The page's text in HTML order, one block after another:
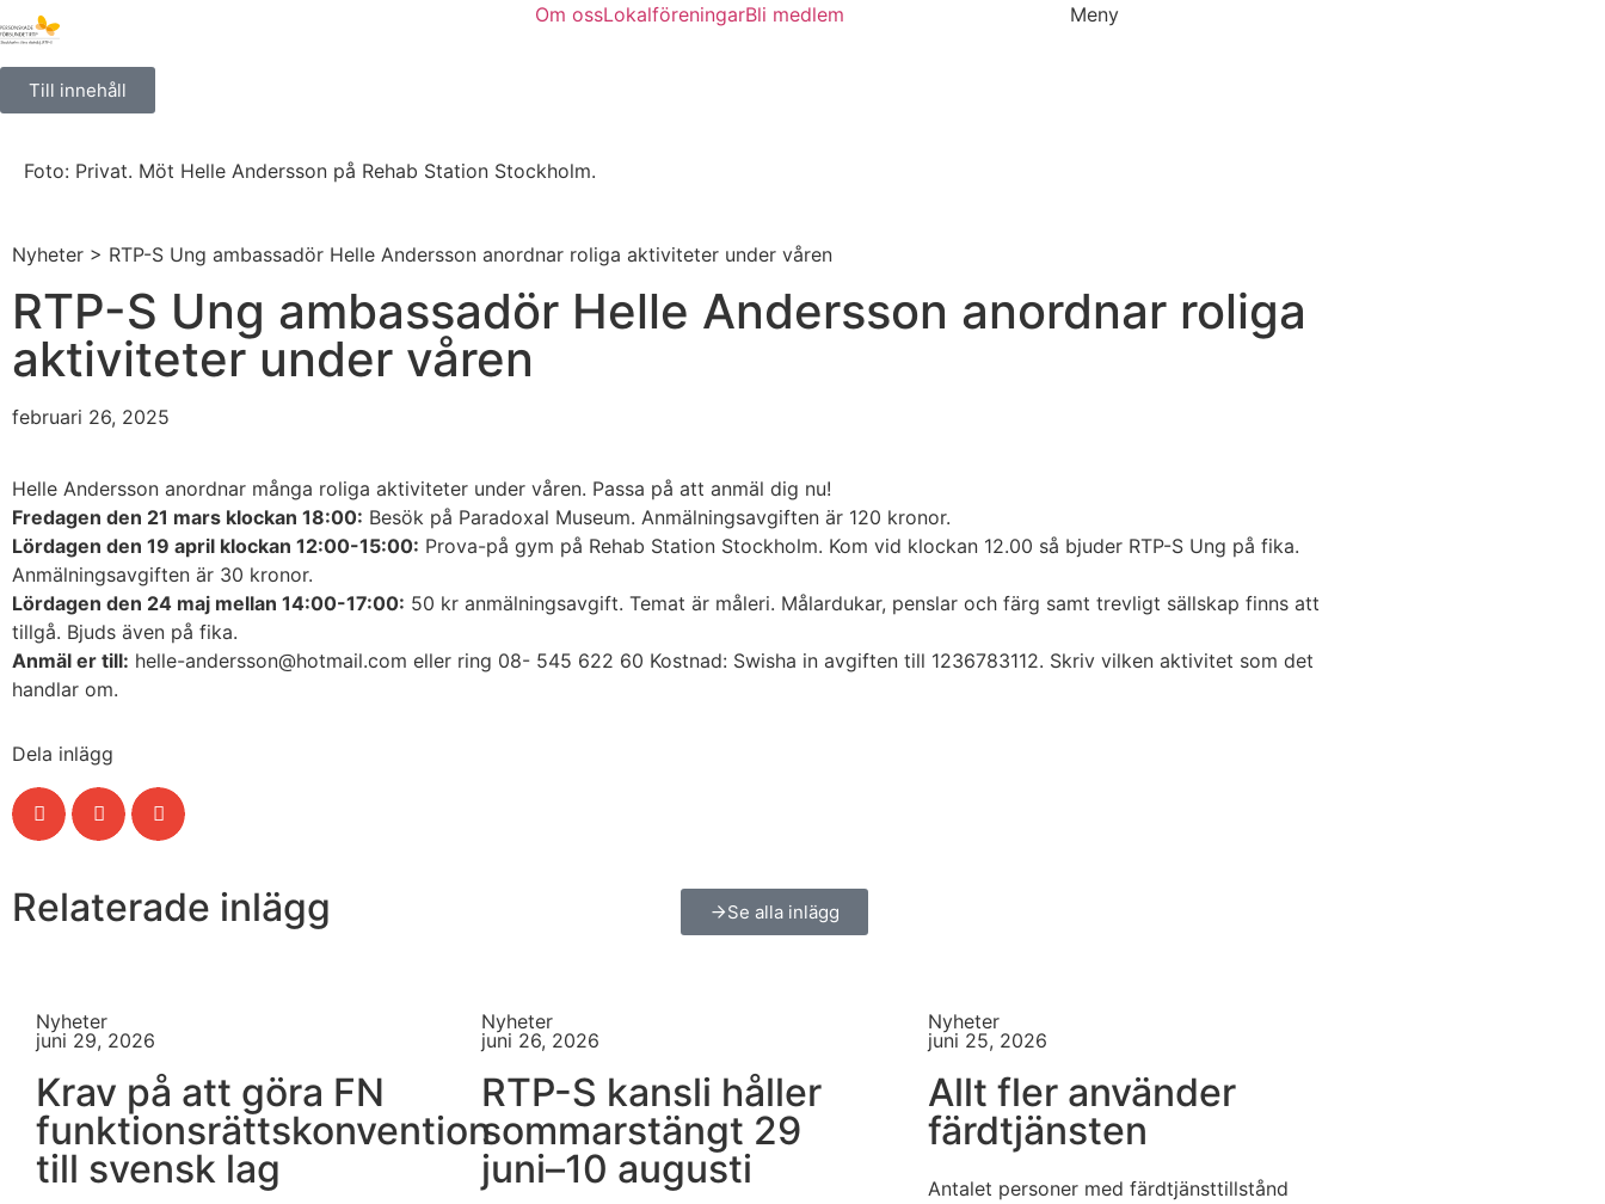
Om ossLokalföreningarBli medlem Meny
Till innehåll
Foto: Privat. Möt Helle Andersson på Rehab Station Stockholm.
Nyheter > RTP-S Ung ambassadör Helle Andersson anordnar roliga aktiviteter under våren
RTP-S Ung ambassadör Helle Andersson anordnar roliga
aktiviteter under våren
februari 26, 2025
Helle Andersson anordnar många roliga aktiviteter under våren. Passa på att anmäl dig nu!
Fredagen den 21 mars klockan 18:00: Besök på Paradoxal Museum. Anmälningsavgiften är 120 kronor.
Lördagen den 19 april klockan 12:00-15:00: Prova-på gym på Rehab Station Stockholm. Kom vid klockan 12.00 så bjuder RTP-S Ung på fika.
Anmälningsavgiften är 30 kronor.
Lördagen den 24 maj mellan 14:00-17:00: 50 kr anmälningsavgift. Temat är måleri. Målardukar, penslar och färg samt trevligt sällskap finns att
tillgå. Bjuds även på fika.
Anmäl er till: helle-andersson@hotmail.com eller ring 08- 545 622 60 Kostnad: Swisha in avgiften till 1236783112. Skriv vilken aktivitet som det
handlar om.
Dela inlägg
Relaterade inlägg Se alla inlägg
Nyheter
juni 29, 2026
Krav på att göra FN
funktionsrättskonvention
till svensk lag
Nyheter
juni 26, 2026
RTP-S kansli håller
sommarstängt 29
juni–10 augusti
Nyheter
juni 25, 2026
Allt fler använder
färdtjänsten
Antalet personer med färdtjänsttillstånd